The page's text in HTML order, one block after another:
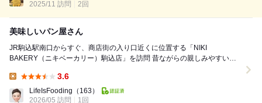
2025/11 訪問
2回
美味しいパン屋さん
JR駒込駅南口からすぐ、商店街の入り口近くに位置する「NIKI
BAKERY（ニキベーカリー）駒込店」を訪問 昔ながらの親しみやすい雰
3.6
LifeIsFooding （163）
2026/05 訪問
1回